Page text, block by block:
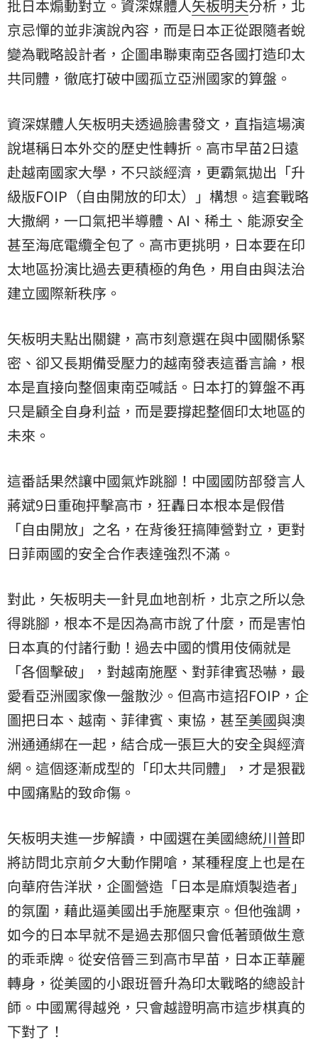
批日本煽動對立。資深媒體人矢板明夫分析，北
京忌憚的並非演說內容，而是日本正從跟隨者蛻
變為戰略設計者，企圖串聯東南亞各國打造印太
共同體，徹底打破中國孤立亞洲國家的算盤。
資深媒體人矢板明夫透過臉書發文，直指這場演
說堪稱日本外交的歷史性轉折。高市早苗2日遠
赴越南國家大學，不只談經濟，更霸氣拋出「升
級版FOIP（自由開放的印太）」構想。這套戰略
大撒網，一口氣把半導體、AI、稀土、能源安全
甚至海底電纜全包了。高市更挑明，日本要在印
太地區扮演比過去更積極的角色，用自由與法治
建立國際新秩序。
矢板明夫點出關鍵，高市刻意選在與中國關係緊
密、卻又長期備受壓力的越南發表這番言論，根
本是直接向整個東南亞喊話。日本打的算盤不再
只是顧全自身利益，而是要撐起整個印太地區的
未來。
這番話果然讓中國氣炸跳腳！中國國防部發言人
蔣斌9日重砲抨擊高市，狂轟日本根本是假借
「自由開放」之名，在背後狂搞陣營對立，更對
日菲兩國的安全合作表達強烈不滿。
對此，矢板明夫一針見血地剖析，北京之所以急
得跳腳，根本不是因為高市說了什麼，而是害怕
日本真的付諸行動！過去中國的慣用伎倆就是
「各個擊破」，對越南施壓、對菲律賓恐嚇，最
愛看亞洲國家像一盤散沙。但高市這招FOIP，企
圖把日本、越南、菲律賓、東協，甚至美國與澳
洲通通綁在一起，結合成一張巨大的安全與經濟
網。這個逐漸成型的「印太共同體」，才是狠戳
中國痛點的致命傷。
矢板明夫進一步解讀，中國選在美國總統川普即
將訪問北京前夕大動作開嗆，某種程度上也是在
向華府告洋狀，企圖營造「日本是麻煩製造者」
的氛圍，藉此逼美國出手施壓東京。但他強調，
如今的日本早就不是過去那個只會低著頭做生意
的乖乖牌。從安倍晉三到高市早苗，日本正華麗
轉身，從美國的小跟班晉升為印太戰略的總設計
師。中國罵得越兇，只會越證明高市這步棋真的
下對了！